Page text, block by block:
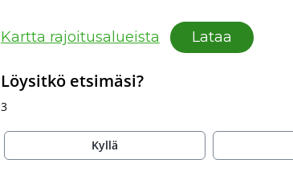
Kartta rajoitusalueista Lataa
Löysitkö etsimäsi?
3
Kyllä